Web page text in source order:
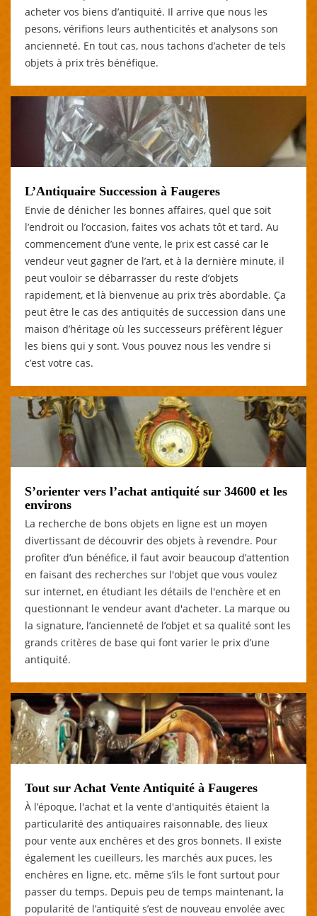
acheter vos biens d’antiquité. Il arrive que nous les
pesons, vérifions leurs authenticités et analysons son
ancienneté. En tout cas, nous tachons d’acheter de tels
objets à prix très bénéfique.
L’Antiquaire Succession à Faugeres
Envie de dénicher les bonnes affaires, quel que soit
l’endroit ou l’occasion, faites vos achats tôt et tard. Au
commencement d’une vente, le prix est cassé car le
vendeur veut gagner de l’art, et à la dernière minute, il
peut vouloir se débarrasser du reste d’objets
rapidement, et là bienvenue au prix très abordable. Ça
peut être le cas des antiquités de succession dans une
maison d’héritage où les successeurs préfèrent léguer
les biens qui y sont. Vous pouvez nous les vendre si
c’est votre cas.
S’orienter vers l’achat antiquité sur 34600 et les
environs
La recherche de bons objets en ligne est un moyen
divertissant de découvrir des objets à revendre. Pour
profiter d’un bénéfice, il faut avoir beaucoup d’attention
en faisant des recherches sur l'objet que vous voulez
sur internet, en étudiant les détails de l'enchère et en
questionnant le vendeur avant d'acheter. La marque ou
la signature, l’ancienneté de l’objet et sa qualité sont les
grands critères de base qui font varier le prix d’une
antiquité.
Tout sur Achat Vente Antiquité à Faugeres
À l’époque, l'achat et la vente d'antiquités étaient la
particularité des antiquaires raisonnable, des lieux
pour vente aux enchères et des gros bonnets. Il existe
également les cueilleurs, les marchés aux puces, les
enchères en ligne, etc. même s’ils le font surtout pour
passer du temps. Depuis peu de temps maintenant, la
popularité de l’antiquité s’est de nouveau envolée avec